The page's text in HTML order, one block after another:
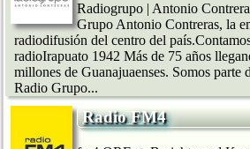
Radiogrupo | Antonio
Grupo Antonio Contreras, la
radiodifusión del centro del
radioIrapuato 1942 Más de 75 años
millones de Guanajuaenses. Somos parte
Radio Grupo...
Radio FM4